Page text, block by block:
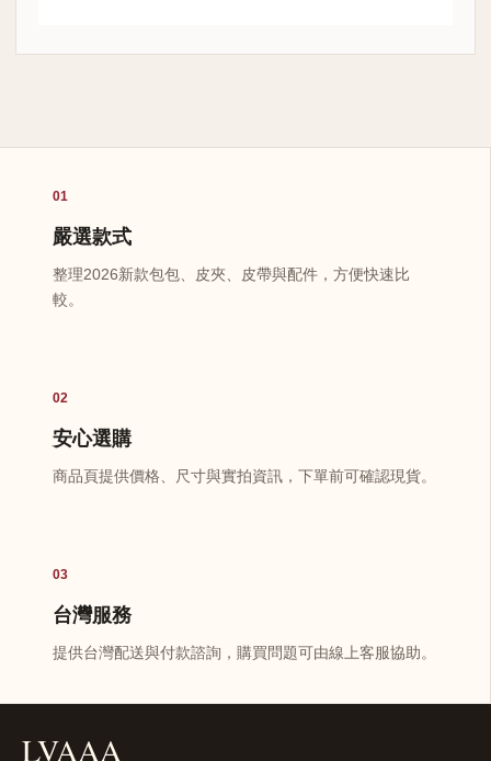
01
嚴選款式
整理2026新款包包、皮夾、皮帶與配件，方便快速比
較。
02
安心選購
商品頁提供價格、尺寸與實拍資訊，下單前可確認現貨。
03
台灣服務
提供台灣配送與付款諮詢，購買問題可由線上客服協助。
LVAAA